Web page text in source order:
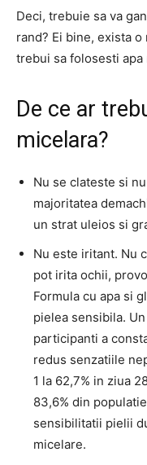
Deci, trebuie sa va
rand? Ei bine, exista
trebui sa folosesti
De ce ar
micelara?
Nu se clateste si
majoritatea
un strat uleios si
Nu este iritant. Nu
pot irita ochii,
Formula cu apa si
pielea sensibila.
participanti a
redus senzatiile
1 la 62,7% in ziua
83,6% din
sensibilitatii pielii
micelare.